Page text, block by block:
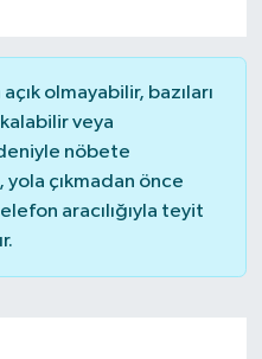
olmayabilir, bazıları
veya
nöbete
çıkmadan önce
aracılığıyla teyit